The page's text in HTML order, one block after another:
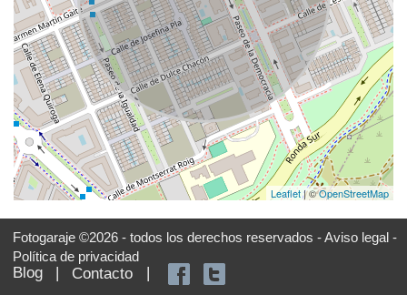
Leaflet| ©OpenStreetMap
Fotogaraje ©2026 - todos los derechos reservados -Aviso legal -
Política de privacidad
Blog | Contacto |